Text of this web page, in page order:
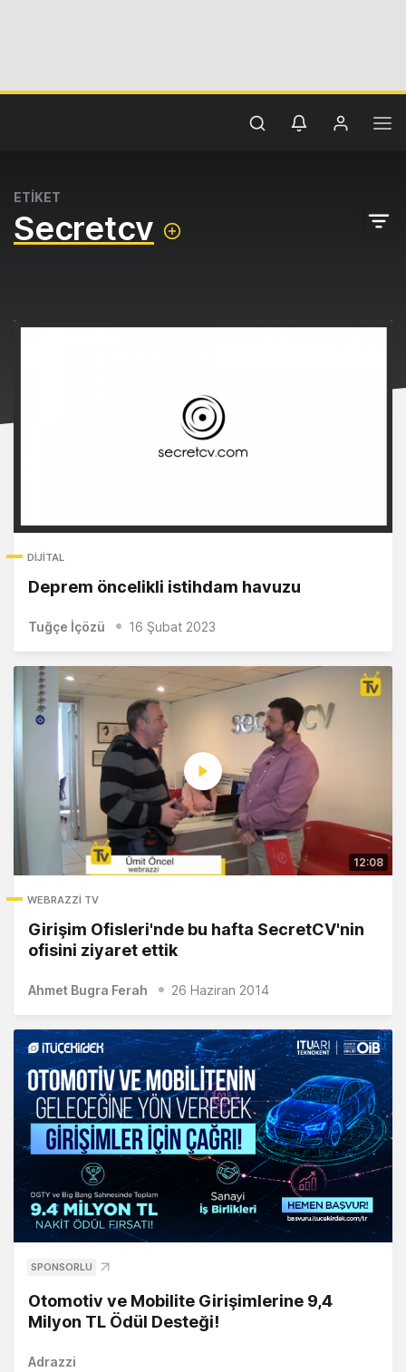
ETİKET
Secretcv
DIJITAL
Deprem öncelikli istihdam havuzu
Tuğçe İçözü 16 Şubat 2023
WEBRAZZI TV
Girişim Ofisleri'nde bu hafta SecretCV'nin
ofisini ziyaret ettik
12:08
Ahmet Bugra Ferah 26 Haziran 2014
SPONSORLU
Otomotiv ve Mobilite Girişimlerine 9,4
Milyon TL Ödül Desteği!
Adrazzi